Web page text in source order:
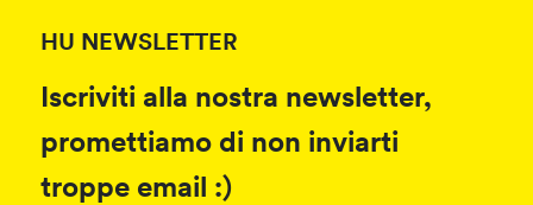
HU NEWSLETTER
Iscriviti alla nostra newsletter,
promettiamo di non inviarti
troppe email :)